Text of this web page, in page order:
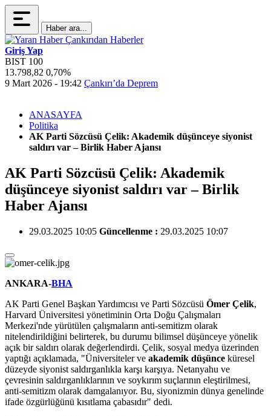
Haber ara...
Giriş Yap
BIST 100
13.798,82 0,70%
9 Mart 2026 - 19:42 Çankırı’da Deprem
ANASAYFA
Politika
AK Parti Sözcüsü Çelik: Akademik düşünceye siyonist
saldırı var – Birlik Haber Ajansı
AK Parti Sözcüsü Çelik: Akademik
düşünceye siyonist saldırı var – Birlik
Haber Ajansı
29.03.2025 10:05 Güncellenme : 29.03.2025 10:07
ANKARA-BHA
AK Parti Genel Başkan Yardımcısı ve Parti Sözcüsü Ömer Çelik,
Harvard Üniversitesi yönetiminin Orta Doğu Çalışmaları
Merkezi'nde yürütülen çalışmaların anti-semitizm olarak
nitelendirildiğini belirterek, bu durumu bilimsel düşünceye yönelik
açık bir saldırı olarak değerlendirdi. Çelik, sosyal medya üzerinden
yaptığı açıklamada, "Üniversiteler ve akademik düşünce küresel
düzeyde siyonist saldırganlıkla karşı karşıya. Netanyahu ve
çevresinin saldırganlıklarının ve soykırım suçlarının eleştirilmesi,
anti-semitizm olarak damgalanıyor. Bu, siyonizmin dünya genelinde
ifade özgürlüğünü kısıtlama çabasıdır" dedi.